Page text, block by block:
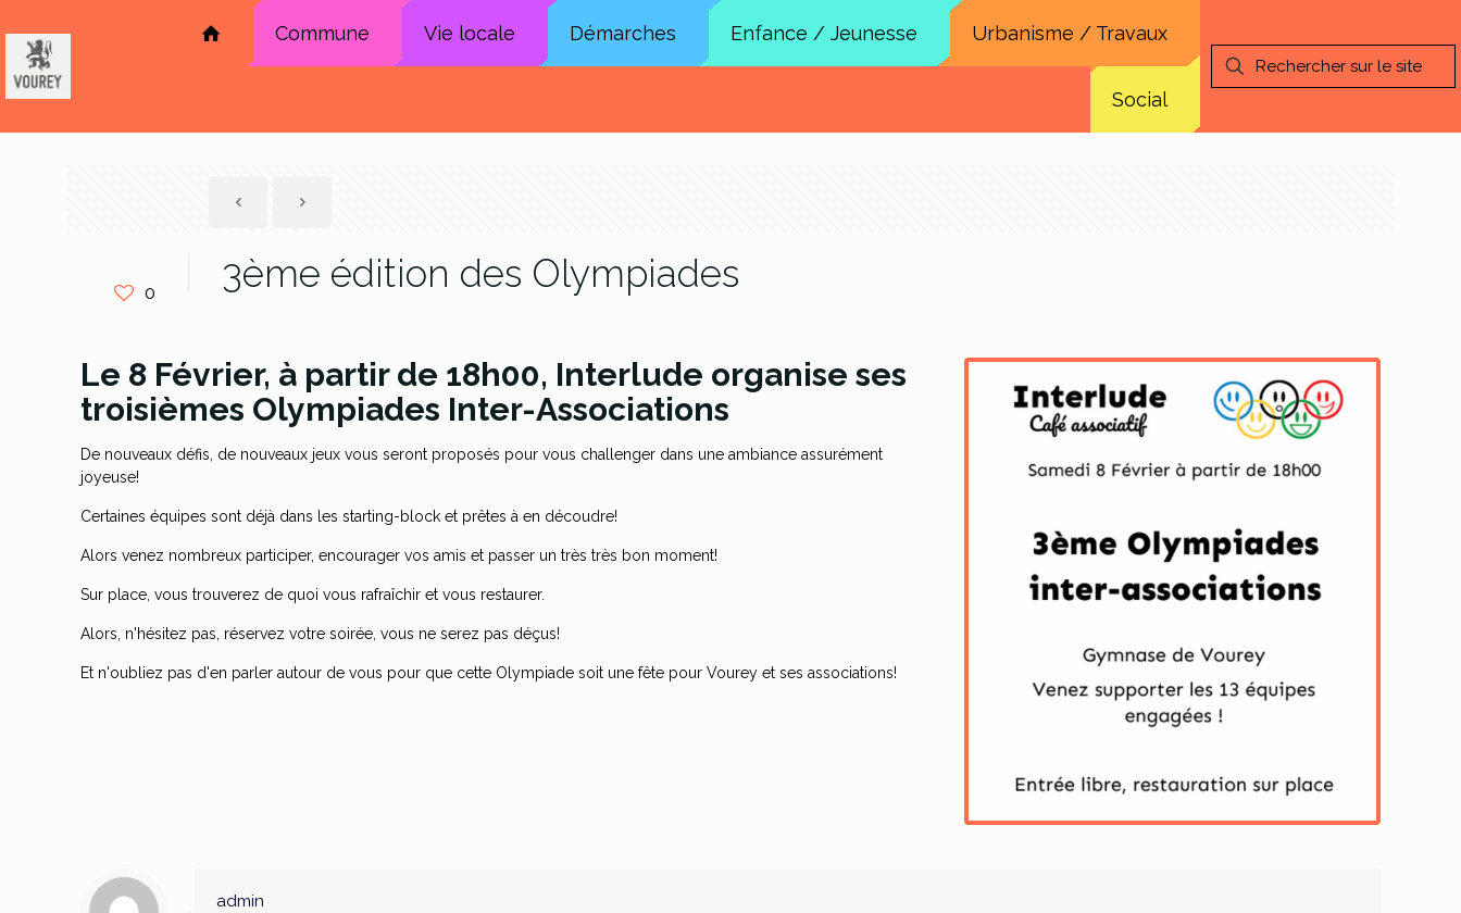
Commune Vie locale Démarches Enfance / Jeunesse Urbanisme / Travaux
Social
0 3ème édition des Olympiades
Le 8 Février, à partir de 18h00, Interlude organise ses
troisièmes Olympiades Inter-Associations
De nouveaux défis, de nouveaux jeux vous seront proposés pour vous challenger dans une ambiance assurément
joyeuse!
Certaines équipes sont déjà dans les starting-block et prêtes à en découdre!
Alors venez nombreux participer, encourager vos amis et passer un très très bon moment!
Sur place, vous trouverez de quoi vous rafraîchir et vous restaurer.
Alors, n'hésitez pas, réservez votre soirée, vous ne serez pas déçus!
Et n'oubliez pas d'en parler autour de vous pour que cette Olympiade soit une fête pour Vourey et ses associations!
admin